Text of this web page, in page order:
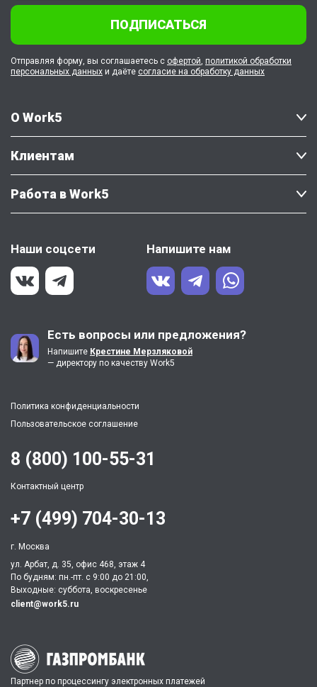
О Work5
Клиентам
Работа в Work5
Наши соцсети Напишите нам
Есть вопросы или предложения?
Напишите Крестине Мерзляковой
— директору по качеству Work5
Политика конфиденциальности
Пользовательское соглашение
ПОДПИСАТЬСЯ
Отправляя форму, вы соглашаетесь с офертой, политикой обработки
персональных данных и даёте согласие на обработку данных
Партнер по процессингу электронных платежей
8 (800) 100-55-31
Контактный центр
+7 (499) 704-30-13
г. Москва
ул. Арбат, д. 35, офис 468, этаж 4
По будням: пн.-пт. c 9:00 до 21:00,
Выходные: суббота, воскресенье
client@work5.ru